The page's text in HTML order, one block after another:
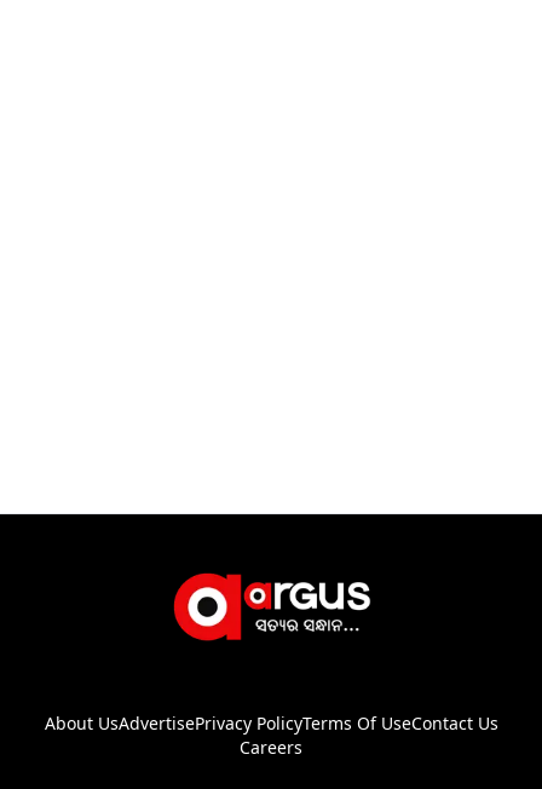
About UsAdvertisePrivacy PolicyTerms Of UseContact Us
Careers